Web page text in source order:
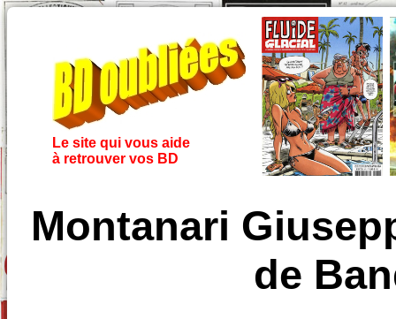
Le site qui vous aide
à retrouver vos BD
Montanari
de